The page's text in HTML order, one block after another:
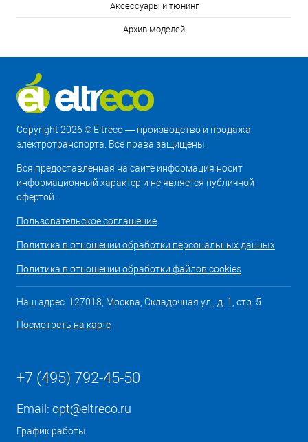
Аксессуары и тюнинг
Архив моделей
Copyright 2026 © Eltreco — производство и продажа
электротранспорта. Все права защищены.
Вся предоставленная на сайте информация носит
информационный характер и не является публичной
офертой.
Пользовательское соглашение
Политика в отношении обработки персональных данных
Политика в отношении обработки файлов cookies
Наш адрес: 127018, Москва, Складочная ул., д. 1, стр. 5
Посмотреть на карте
+7 (495) 792-45-50
Email: opt@eltreco.ru
График работы